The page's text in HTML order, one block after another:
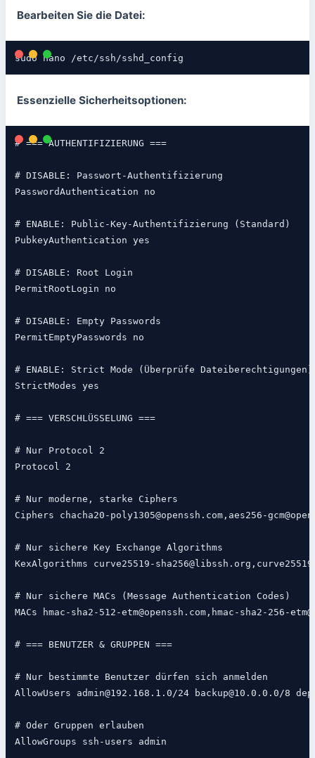
Bearbeiten Sie die Datei:
sudo nano /etc/ssh/sshd_config
Essenzielle Sicherheitsoptionen:
# === AUTHENTIFIZIERUNG ===
# DISABLE: Passwort-Authentifizierung
PasswordAuthentication no
# ENABLE: Public-Key-Authentifizierung (Standard)
PubkeyAuthentication yes
# DISABLE: Root Login
PermitRootLogin no
# DISABLE: Empty Passwords
PermitEmptyPasswords no
# ENABLE: Strict Mode (Überprüfe Dateiberechtigungen)
StrictModes yes
# === VERSCHLÜSSELUNG ===
# Nur Protocol 2
Protocol 2
# Nur moderne, starke Ciphers
Ciphers chacha20-poly1305@openssh.com,aes256-
# Nur sichere Key Exchange Algorithms
KexAlgorithms curve25519-
# Nur sichere MACs (Message Authentication Codes)
MACs hmac-sha2-512-etm@openssh.com,hmac-sha2-256-
# === BENUTZER & GRUPPEN ===
# Nur bestimmte Benutzer dürfen sich anmelden
AllowUsers admin@192.168.1.0/24 backup@10.0.0.0/8
# Oder Gruppen erlauben
AllowGroups ssh-users admin